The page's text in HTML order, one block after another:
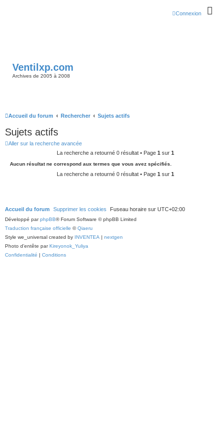
Connexion
Ventilxp.com
Archives de 2005 à 2008
Accueil du forum Rechercher Sujets actifs
Sujets actifs
Aller sur la recherche avancée
La recherche a retourné 0 résultat • Page 1 sur 1
Aucun résultat ne correspond aux termes que vous avez spécifiés.
La recherche a retourné 0 résultat • Page 1 sur 1
Accueil du forum Supprimer les cookies Fuseau horaire sur UTC+02:00
Développé parphpBB® Forum Software © phpBB Limited
Traduction française officielle ©Qiaeru
Style we_universal created by INVENTEA | nextgen
Photo d'entête parKireyonok_Yuliya
Confidentialité | Conditions